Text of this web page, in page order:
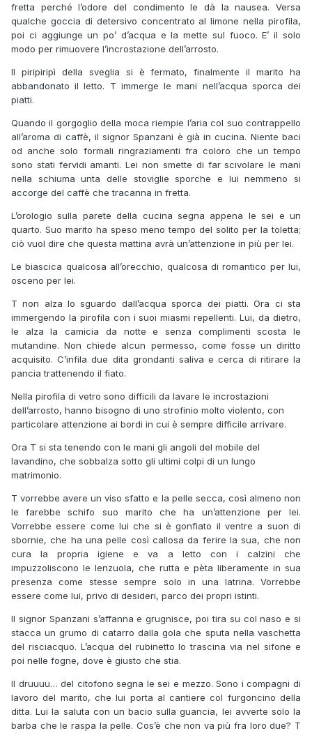
fretta perché l’odore del condimento le dà la nausea. Versa
qualche goccia di detersivo concentrato al limone nella pirofila,
poi ci aggiunge un po’ d’acqua e la mette sul fuoco. E’ il solo
modo per rimuovere l’incrostazione dell’arrosto.
Il piripiripì della sveglia si è fermato, finalmente il marito ha
abbandonato il letto. T immerge le mani nell’acqua sporca dei
piatti.
Quando il gorgoglio della moca riempie l’aria col suo contrappello
all’aroma di caffè, il signor Spanzani è già in cucina. Niente baci
od anche solo formali ringraziamenti fra coloro che un tempo
sono stati fervidi amanti. Lei non smette di far scivolare le mani
nella schiuma unta delle stoviglie sporche e lui nemmeno si
accorge del caffè che tracanna in fretta.
L’orologio sulla parete della cucina segna appena le sei e un
quarto. Suo marito ha speso meno tempo del solito per la toletta;
ciò vuol dire che questa mattina avrà un’attenzione in più per lei.
Le biascica qualcosa all’orecchio, qualcosa di romantico per lui,
osceno per lei.
T non alza lo sguardo dall’acqua sporca dei piatti. Ora ci sta
immergendo la pirofila con i suoi miasmi repellenti. Lui, da dietro,
le alza la camicia da notte e senza complimenti scosta le
mutandine. Non chiede alcun permesso, come fosse un diritto
acquisito. C’infila due dita grondanti saliva e cerca di ritirare la
pancia trattenendo il fiato.
Nella pirofila di vetro sono difficili da lavare le incrostazioni
dell’arrosto, hanno bisogno di uno strofinio molto violento, con
particolare attenzione ai bordi in cui è sempre difficile arrivare.
Ora T si sta tenendo con le mani gli angoli del mobile del
lavandino, che sobbalza sotto gli ultimi colpi di un lungo
matrimonio.
T vorrebbe avere un viso sfatto e la pelle secca, così almeno non
le farebbe schifo suo marito che ha un’attenzione per lei.
Vorrebbe essere come lui che si è gonfiato il ventre a suon di
sbornie, che ha una pelle così callosa da ferire la sua, che non
cura la propria igiene e va a letto con i calzini che
impuzzoliscono le lenzuola, che rutta e pèta liberamente in sua
presenza come stesse sempre solo in una latrina. Vorrebbe
essere come lui, privo di desideri, parco dei propri istinti.
Il signor Spanzani s’affanna e grugnisce, poi tira su col naso e si
stacca un grumo di catarro dalla gola che sputa nella vaschetta
del risciacquo. L’acqua del rubinetto lo trascina via nel sifone e
poi nelle fogne, dove è giusto che stia.
Il druuuu… del citofono segna le sei e mezzo. Sono i compagni di
lavoro del marito, che lui porta al cantiere col furgoncino della
ditta. Lui la saluta con un bacio sulla guancia, lei avverte solo la
barba che le raspa la pelle. Cos’è che non va più fra loro due? T